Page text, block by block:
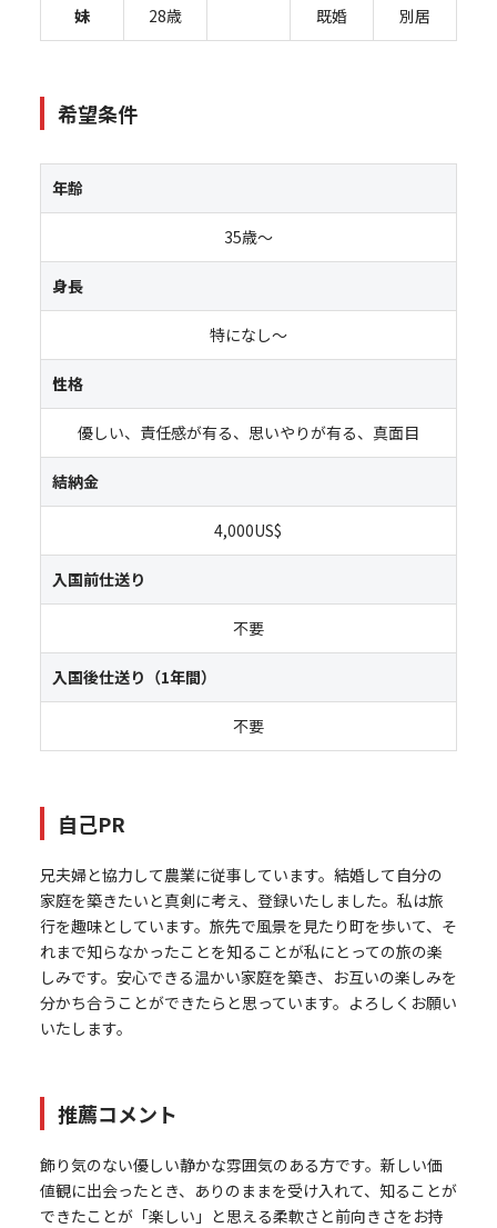
妹 28歳 既婚 別居
希望条件
年齢
35歳～
身長
特になし～
性格
優しい、責任感が有る、思いやりが有る、真面目
結納金
4,000US$
入国前仕送り
不要
入国後仕送り（1年間）
不要
自己PR
兄夫婦と協力して農業に従事しています。結婚して自分の
家庭を築きたいと真剣に考え、登録いたしました。私は旅
行を趣味としています。旅先で風景を見たり町を歩いて、そ
れまで知らなかったことを知ることが私にとっての旅の楽
しみです。安心できる温かい家庭を築き、お互いの楽しみを
分かち合うことができたらと思っています。よろしくお願い
いたします。
推薦コメント
飾り気のない優しい静かな雰囲気のある方です。新しい価
値観に出会ったとき、ありのままを受け入れて、知ることが
できたことが「楽しい」と思える柔軟さと前向きさをお持